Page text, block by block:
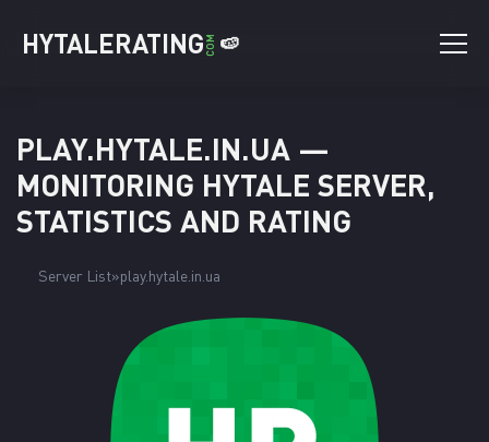
HYTALERATINGCOM 🍉
PLAY.HYTALE.IN.UA —
MONITORING HYTALE SERVER,
STATISTICS AND RATING
Server List play.hytale.in.ua